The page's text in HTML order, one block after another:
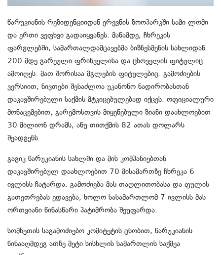
წარუკიანის რეზიდენციიდან ერევნის ზოოპარკში სამი ლომი
და ერთი ვეფხვი გადაიყვანეს. მანამდე, ჩხრეკის
ფარგლებში, სამართალდამცავებმა ბიზნესმენის სახლიდან
200-მდე გარეული ფრინველისა და ცხოველის ფიტულიც
ამოიღეს. მათ შორისაა მგლების ფიტულებიც. გამოძიების
ვერსიით, ნივთები შესაძლოა უკანონო ნადირობასთან
დაკავშირებული საქმის მტკიცებულებად იქცეს. ოფიციალური
მონაცემებით, გარემოსთვის მიყენებული ზიანი დაახლოებით
30 მილიონ დრამს, ანუ თითქმის 82 ათას დოლარს
შეადგენს.
გაგიკ წარუკიანის სახლში და მის კომპანიებთან
დაკავშირებულ დაახლოებით 70 მისამართზე ჩხრეკა 6
ივლისს ჩატარდა. გამოძიება მას თაღლითობასა და ფულის
გათეთრებას ედავება, ხოლო სასამართლომ 7 ივლისს მას
ორთვიანი წინასწარი პატიმრობა შეუფარდა.
სომხეთის საგამოძიებო კომიტეტის ცნობით, წარუკიანის
წინააღმდეგ ათზე მეტი სისხლის სამართლის საქმეა